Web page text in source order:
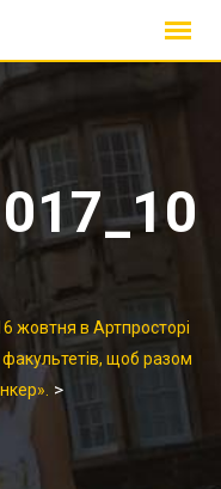
жовтня в Артпросторі
щоб разом
>